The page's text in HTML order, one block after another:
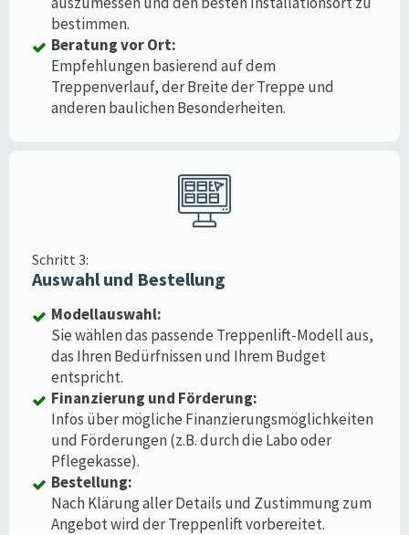
bestimmen.
Beratung vor Ort:
Empfehlungen basierend auf dem
Treppenverlauf, der Breite der Treppe und
anderen baulichen Besonderheiten.
Schritt 3:
Auswahl und Bestellung
Modellauswahl:
Sie wählen das passende Treppenlift-Modell aus,
das Ihren Bedürfnissen und Ihrem Budget
entspricht.
Finanzierung und Förderung:
Infos über mögliche Finanzierungsmöglichkeiten
und Förderungen (z.B. durch die Labo oder
Pflegekasse).
Bestellung:
Nach Klärung aller Details und Zustimmung zum
Angebot wird der Treppenlift vorbereitet.